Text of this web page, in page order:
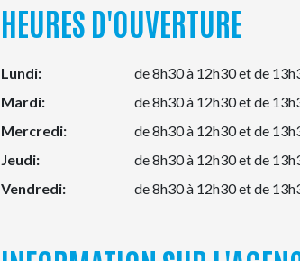
HEURES D'OUVERTURE
Lundi:
de 8h30 à 12h30 et de
Mardi:
de 8h30 à 12h30 et de
Mercredi:
de 8h30 à 12h30 et de
Jeudi:
de 8h30 à 12h30 et de
Vendredi:
de 8h30 à 12h30 et de